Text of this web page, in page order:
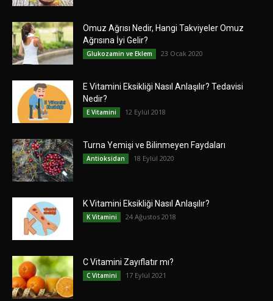
Omuz Ağrısı Nedir, Hangi Takviyeler Omuz
Ağrısına İyi Gelir?
Glukozamin ve Eklem 23 Ocak 2020
E Vitamini Eksikliği Nasıl Anlaşılır? Tedavisi
Nedir?
E Vitamini 12 Eylül 2018
Turna Yemişi ve Bilinmeyen Faydaları
Antioksidan 18 Eylül 2020
K Vitamini Eksikliği Nasıl Anlaşılır?
K Vitamini 24 Ağustos 2018
C Vitamini Zayıflatır mı?
C Vitamini 17 Eylül 2021